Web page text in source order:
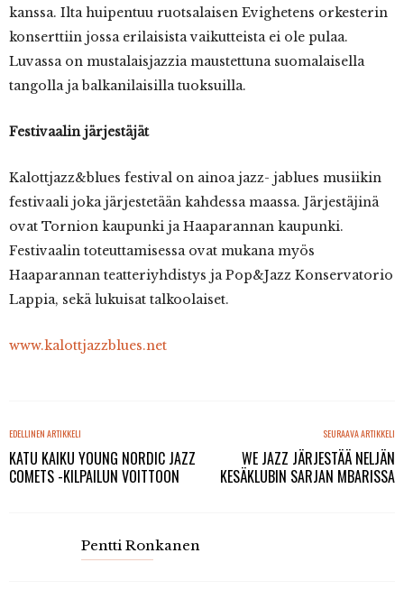
kanssa. Ilta huipentuu ruotsalaisen Evighetens orkesterin
konserttiin jossa erilaisista vaikutteista ei ole pulaa.
Luvassa on mustalaisjazzia maustettuna suomalaisella
tangolla ja balkanilaisilla tuoksuilla.
Festivaalin järjestäjät
Kalottjazz&blues festival on ainoa jazz- jablues musiikin
festivaali joka järjestetään kahdessa maassa. Järjestäjinä
ovat Tornion kaupunki ja Haaparannan kaupunki.
Festivaalin toteuttamisessa ovat mukana myös
Haaparannan teatteriyhdistys ja Pop&Jazz Konservatorio
Lappia, sekä lukuisat talkoolaiset.
www.kalottjazzblues.net
EDELLINEN ARTIKKELI
KATU KAIKU YOUNG NORDIC JAZZ
COMETS -KILPAILUN VOITTOON
SEURAAVA ARTIKKELI
WE JAZZ JÄRJESTÄÄ NELJÄN
KESÄKLUBIN SARJAN MBARISSA
Pentti Ronkanen